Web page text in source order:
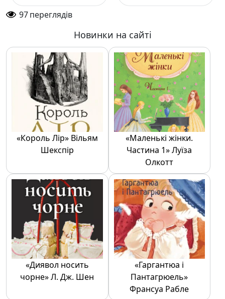
97переглядів
Новинки на сайті
«Король Лір» Вільям
Шекспір
«Маленькі жінки.
Частина 1» Луїза
Олкотт
«Диявол носить
чорне» Л. Дж. Шен
«Гаргантюа і
Пантагрюель»
Франсуа Рабле